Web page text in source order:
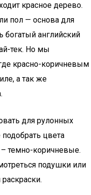
красное дерево.
пол — основа для
богатый английский
тек. Но мы
красно-коричневым
а так же
для рулонных
цвета
– темно-коричневые.
подушки или